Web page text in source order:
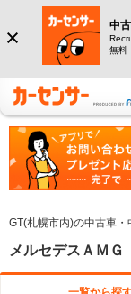
中
無料
GT(札幌市内)の中古車・
メルセデスＡＭ